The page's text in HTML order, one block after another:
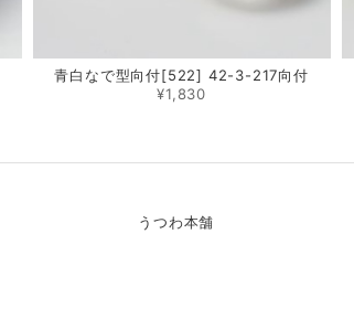
青白なで型向付[522] 42-3-217向付
¥1,830
うつわ本舗